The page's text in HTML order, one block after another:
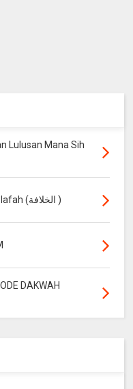
Lulusan Mana Sih
Perbedaan Imarah (الإمارة ) dan Khilafah (الخلافة )
DAKWAH